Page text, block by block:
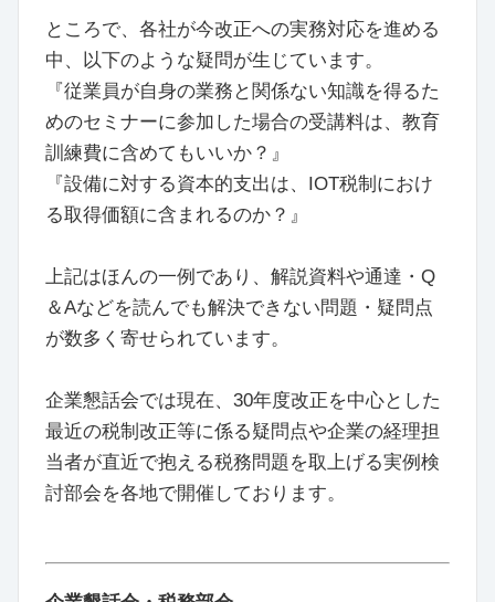
ところで、各社が今改正への実務対応を進める
中、以下のような疑問が生じています。
『従業員が自身の業務と関係ない知識を得るた
めのセミナーに参加した場合の受講料は、教育
訓練費に含めてもいいか？』
『設備に対する資本的支出は、IOT税制におけ
る取得価額に含まれるのか？』
上記はほんの一例であり、解説資料や通達・Q
＆Aなどを読んでも解決できない問題・疑問点
が数多く寄せられています。
企業懇話会では現在、30年度改正を中心とした
最近の税制改正等に係る疑問点や企業の経理担
当者が直近で抱える税務問題を取上げる実例検
討部会を各地で開催しております。